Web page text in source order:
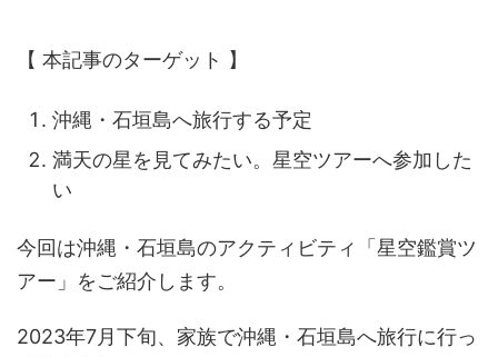
【 本記事のターゲット 】
沖縄・石垣島へ旅行する予定
満天の星を見てみたい。星空ツアーへ参加した
い
今回は沖縄・石垣島のアクティビティ「星空鑑賞ツ
アー」をご紹介します。
2023年7月下旬、家族で沖縄・石垣島へ旅行に行っ